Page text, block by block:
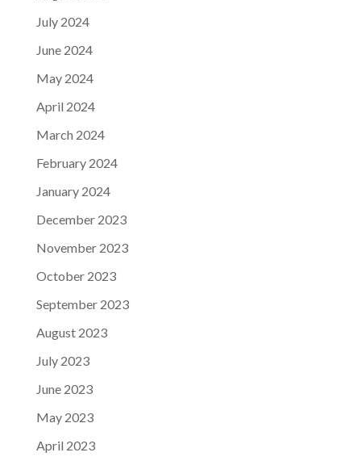
July 2024
June 2024
May 2024
April 2024
March 2024
February 2024
January 2024
December 2023
November 2023
October 2023
September 2023
August 2023
July 2023
June 2023
May 2023
April 2023